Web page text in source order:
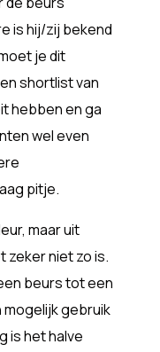
is hij/zij bekend
je dit
shortlist van
hebben en ga
wel even
pitje.
maar uit
zeker niet zo is.
beurs tot een
mogelijk gebruik
is het halve